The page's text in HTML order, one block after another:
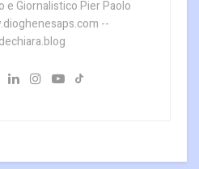
e Giornalistico Pier Paolo
--